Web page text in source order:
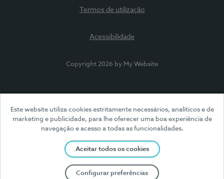
Este website utiliza cookies estritamente necessários, analíticos e de
marketing e publicidade, para lhe oferecer uma boa experiência de
navegação e acesso a todas as funcionalidades.
Aceitar todos os cookies
Configurar preferências
Termos de utilização
Acessibilidade
Copyright 2026 by My Website